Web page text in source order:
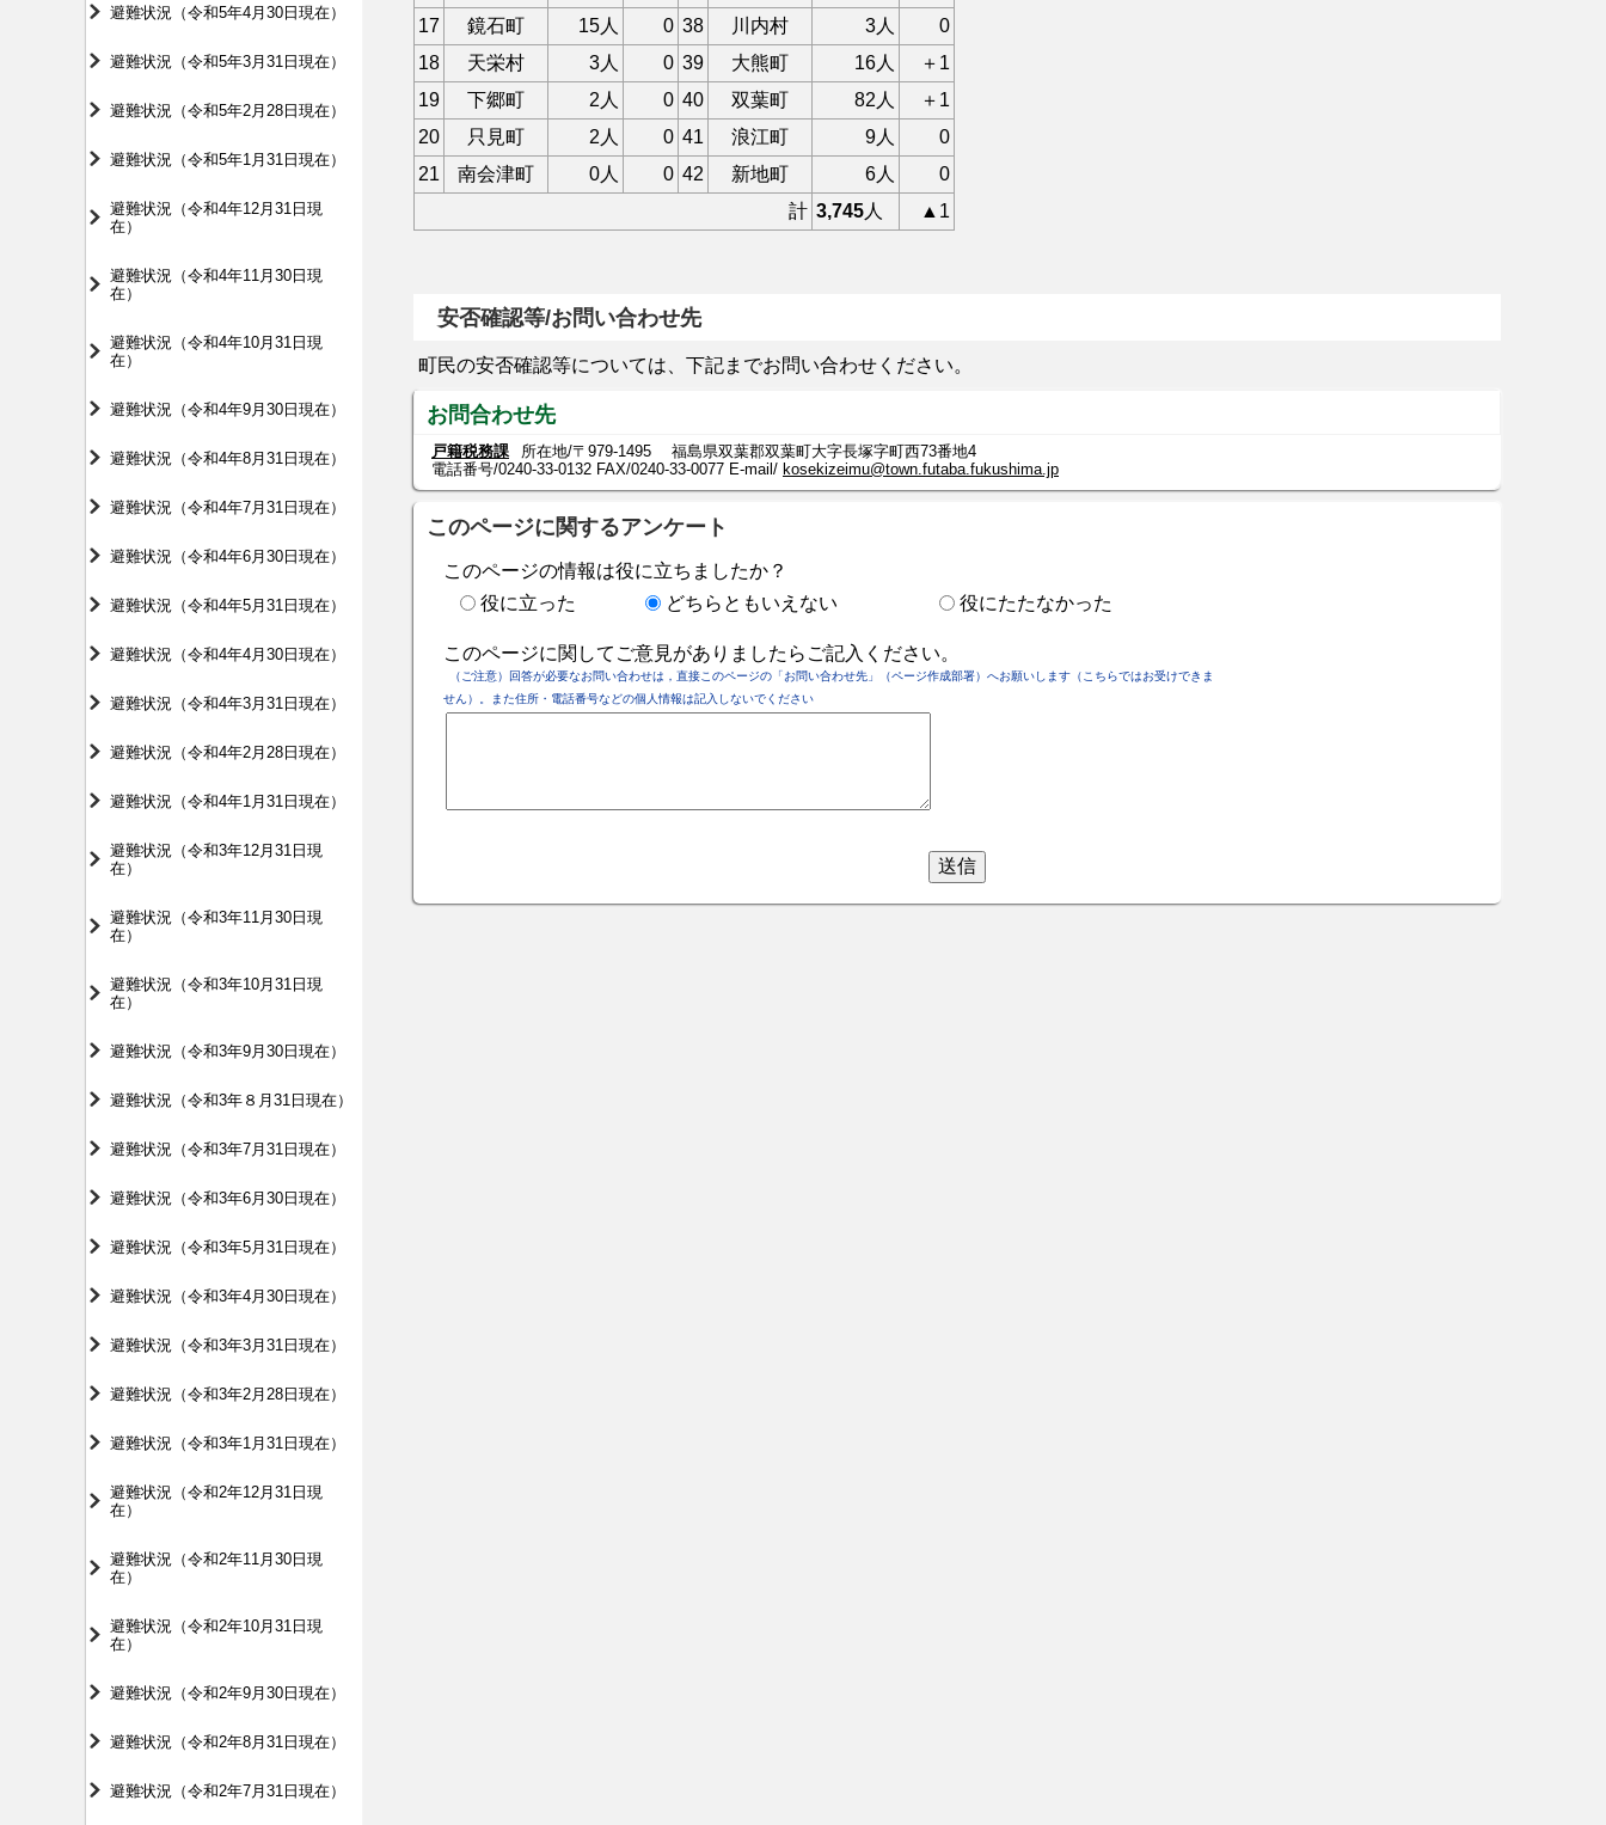
避難状況（令和5年4月30日現在）
避難状況（令和5年3月31日現在）
避難状況（令和5年2月28日現在）
避難状況（令和5年1月31日現在）
避難状況（令和4年12月31日現
在）
避難状況（令和4年11月30日現
在）
避難状況（令和4年10月31日現
在）
避難状況（令和4年9月30日現在）
避難状況（令和4年8月31日現在）
避難状況（令和4年7月31日現在）
避難状況（令和4年6月30日現在）
避難状況（令和4年5月31日現在）
避難状況（令和4年4月30日現在）
避難状況（令和4年3月31日現在）
避難状況（令和4年2月28日現在）
避難状況（令和4年1月31日現在）
避難状況（令和3年12月31日現
在）
避難状況（令和3年11月30日現
在）
避難状況（令和3年10月31日現
在）
避難状況（令和3年9月30日現在）
避難状況（令和3年８月31日現在）
避難状況（令和3年7月31日現在）
避難状況（令和3年6月30日現在）
避難状況（令和3年5月31日現在）
避難状況（令和3年4月30日現在）
避難状況（令和3年3月31日現在）
避難状況（令和3年2月28日現在）
避難状況（令和3年1月31日現在）
避難状況（令和2年12月31日現
在）
避難状況（令和2年11月30日現
在）
避難状況（令和2年10月31日現
在）
避難状況（令和2年9月30日現在）
避難状況（令和2年8月31日現在）
避難状況（令和2年7月31日現在）
17
鏡石町 15人 0 38 川内村 3人
0
18
天栄村 3人 0 39 大熊町 16人
＋1
19
下郷町 2人 0 40 双葉町 82人
＋1
20
只見町 2人 0 41 浪江町 9人
0
21
南会津町 0人 0 42 新地町 6人
0
計 3,745人 ▲1
安否確認等/お問い合わせ先
町民の安否確認等については、下記までお問い合わせください。
お問合わせ先
戸籍税務課
所在地/〒979-1495 福島県双葉郡双葉町大字長塚字町西73番地4
電話番号/0240-33-0132 FAX/0240-33-0077 E-mail/ kosekizeimu@town.futaba.fukushima.jp
このページに関するアンケート
このページの情報は役に立ちましたか？
役に立った
どちらともいえない 役にたたなかった
このページに関してご意見がありましたらご記入ください。
（ご注意）回答が必要なお問い合わせは，直接このページの「お問い合わせ先」（ページ作成部署）へお願いします（こちらではお受けできま
せん）。また住所・電話番号などの個人情報は記入しないでください